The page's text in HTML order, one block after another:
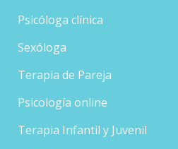
Psicóloga clínica
Sexóloga
Terapia de Pareja
Psicología online
Terapia Infantil y Juvenil